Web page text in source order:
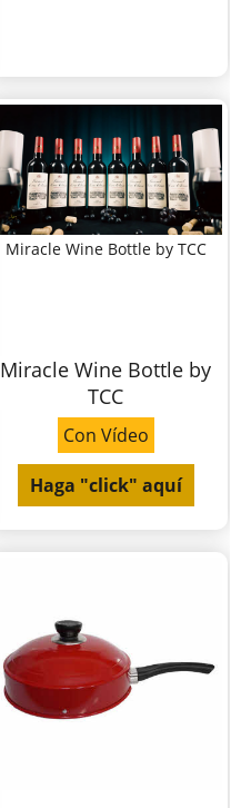
Miracle Wine Bottle by TCC
Miracle Wine Bottle by
TCC
Con Vídeo
Haga "click" aquí